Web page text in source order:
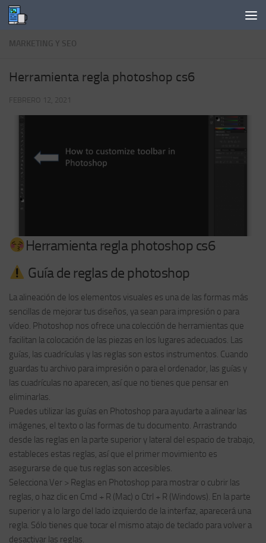
Saltar al contenido
MARKETING Y SEO
Herramienta regla photoshop cs6
FEBRERO 12, 2021
Herramienta regla photoshop cs6
Guía de reglas de photoshop
La alineación de los elementos visuales es una de las formas más
sencillas de mejorar tus diseños, ya sean para impresión o para
vídeo. Photoshop nos ofrece una colección de herramientas que
facilitan la colocación de las piezas en los lugares adecuados. Las
guías, las cuadrículas y las reglas son estos instrumentos. Cuando
guardas tu archivo para impresión o para el ordenador, las guías y
las cuadrículas no aparecen, así que no tienes que pensar en
eliminarlas.
Puedes utilizar las guías en Photoshop para ayudarte a alinear las
imágenes, el texto o las formas de tu documento. Arrastrando
desde las reglas en la parte superior y lateral del espacio de trabajo,
estableces estas reglas, así que el primer movimiento es
asegurarse de que tus reglas son accesibles.
Selecciona Ver > Reglas en Photoshop para mostrar o cubrir las
reglas, o haz clic en Cmd + R (Mac) o Ctrl + R (Windows). En la parte
superior y a lo largo del lado izquierdo de la interfaz, aparecerá una
regla. Sólo tienes que tocar el mismo atajo de teclado para volver a
desactivar las reglas.